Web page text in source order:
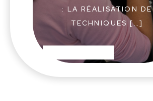
: LA RÉALISATION DE
TECHNIQUES […]